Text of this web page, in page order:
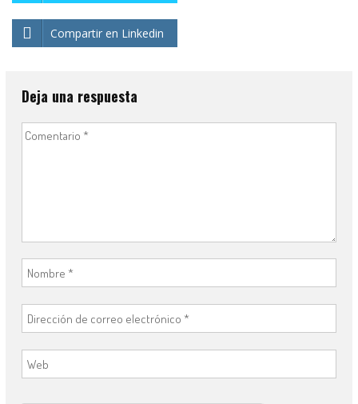
Compartir en Linkedin
Deja una respuesta